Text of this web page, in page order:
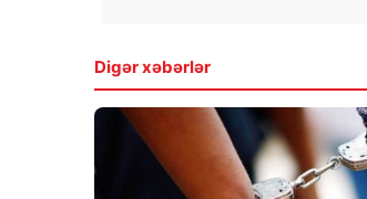
Digər xəbərlər